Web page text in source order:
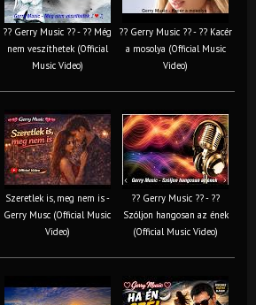
?? Gerry Music ?? - ?? Még
nem veszíthetek (Official
Music Video)
?? Gerry Music ?? - ?? Kacér
a mosolya (Official Music
Video)
Szeretlek is, meg nem is -
Gerry Musc (Official Music
Video)
?? Gerry Music ?? - ??
Szóljon hangosan az ének
(Official Music Video)